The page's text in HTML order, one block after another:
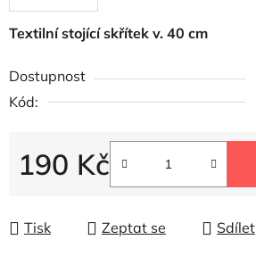
Textilní stojící skřítek v. 40 cm
Dostupnost
Kód:
190 Kč
Tisk Zeptat se Sdílet